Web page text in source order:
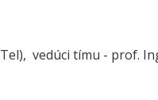
vedúci tímu - prof.